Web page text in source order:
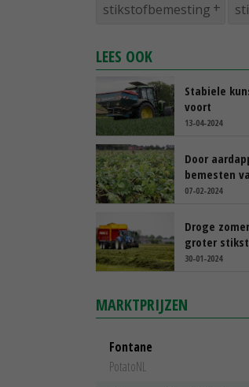
stikstofbemesting
LEES OOK
Stabiele
voort
13-04-2024
Door
bemesten
07-02-2024
Droge
groter
30-01-2024
MARKTPRIJZEN
Fontane
PotatoNL